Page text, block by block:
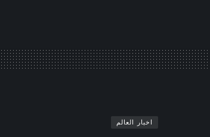
اخبار العالم